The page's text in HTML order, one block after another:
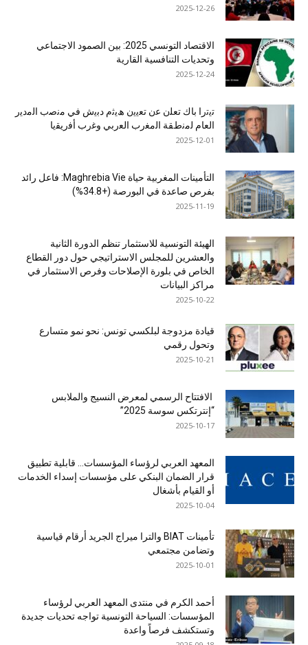
2025-12-26
الاقتصاد التونسي 2025: بين الصمود الاجتماعي
وتحديات التنافسية القارية
2025-12-24
ﺗﯾﺗرا ﺑﺎك ﺗﻌﻠن ﻋن ﺗﻌﯾﯾن ھﯾﺛم دﺑﯾش ﻓﻲ ﻣﻧﺻب اﻟﻣدﯾر
اﻟﻌﺎم ﻟﻣﻧطﻘﺔ اﻟﻣﻐرب اﻟﻌرﺑﻲ وﻏرب أﻓرﯾﻘﯾﺎ
2025-12-01
التأمينات المغربية حياة Maghrebia Vie: فاعل رائد
بفرص صاعدة في البورصة (+34.8%)
2025-11-19
الهيئة التونسية للاستثمار تنظم الدورة الثانية
والعشرين للمجلس الاستراتيجي حول دور القطاع
الخاص في بلورة الإصلاحات وفرص الاستثمار في
مراكز البيانات
2025-10-22
قيادة مزدوجة لبلكسي تونس: نحو نمو متسارع
وتحول رقمي
2025-10-21
الافتتاح الرسمي لمعرض النسيج والملابس
“إنترتكس سوسة 2025”
2025-10-17
المعهد العربي لرؤساء المؤسسات… قابلية تطبيق
قرار الضمان البنكي على مؤسسات إسداء الخدمات
أو القيام بأشغال
2025-10-04
تأمينات BIAT والترا ميراج الجريد أرقام قياسية
وتضامن مجتمعي
2025-10-01
أحمد الكرم في منتدى المعهد العربي لرؤساء
المؤسسات: السياحة التونسية تواجه تحديات جديدة
وتستكشف فرصاً واعدة